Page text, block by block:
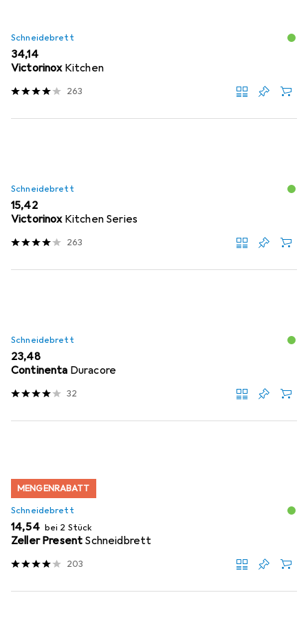
Schneidebrett
EUR
34,14
Victorinox Kitchen
263
Schneidebrett
EUR
15,42
Victorinox Kitchen Series
263
Schneidebrett
EUR
23,48
Continenta Duracore
32
MENGENRABATT
Schneidebrett
EUR
14,54 bei 2 Stück
Zeller Present Schneidbrett
203